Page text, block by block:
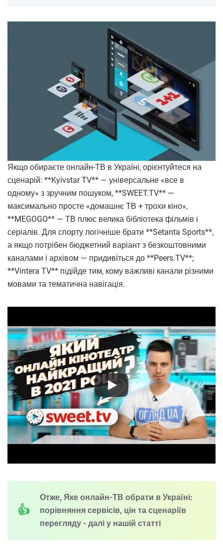
Якщо обираєте онлайн-ТВ в Україні, орієнтуйтеся на
сценарій: **Kyivstar TV** — універсальне «все в
одному» з зручним пошуком, **SWEET.TV** —
максимально просте «домашнє ТВ + трохи кіно»,
**MEGOGO** — ТВ плюс велика бібліотека фільмів і
серіалів. Для спорту логічніше брати **Setanta Sports**,
а якщо потрібен бюджетний варіант з безкоштовними
каналами і архівом — придивіться до **Peers.TV**;
**Vintera TV** підійде тим, кому важливі канали різними
мовами та тематична навігація.
Отже, Яке онлайн-ТВ обрати в Україні:
порівняння сервісів, цін та сценаріїв
перегляду - далі у нашій статті